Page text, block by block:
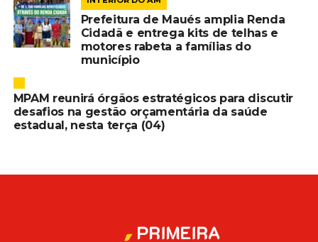
Prefeitura de Maués amplia Renda
Cidadã e entrega kits de telhas e
motores rabeta a famílias do
município
MPAM reunirá órgãos estratégicos para discutir
desafios na gestão orçamentária da saúde
estadual, nesta terça (04)